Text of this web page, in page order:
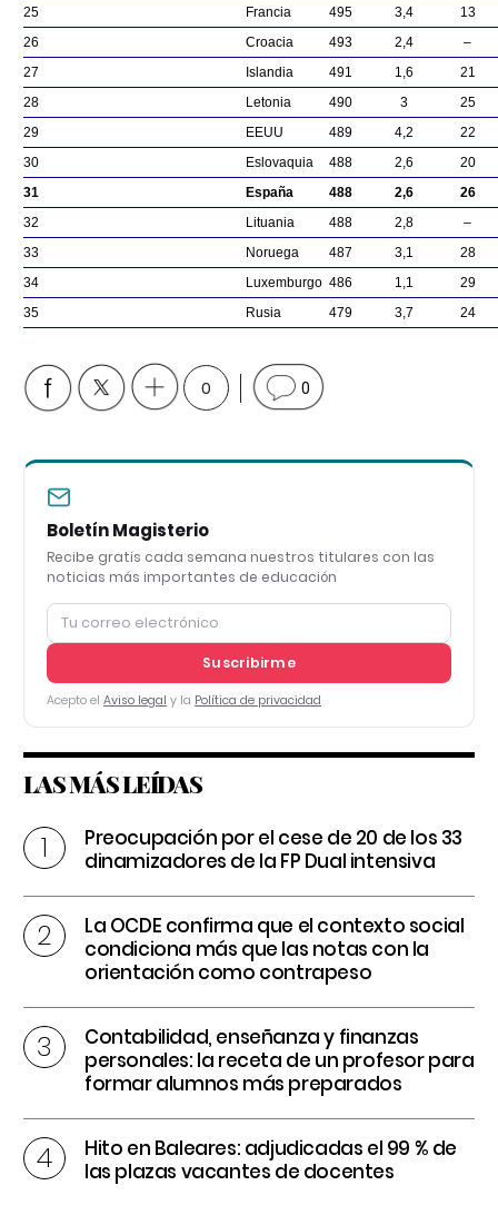
25
Francia 495 3,4
13
26
Croacia 493 2,4
–
27
Islandia 491 1,6
21
28
Letonia 490 3
25
29
EEUU 489 4,2
22
30
Eslovaquia 488 2,6
20
31
España 488 2,6
26
32
Lituania 488 2,8
–
33
Noruega 487 3,1
28
34
Luxemburgo 486 1,1
29
35
Rusia 479 3,7 24
0 0
Boletín Magisterio
Recibe gratis cada semana nuestros titulares con las
noticias más importantes de educación
Suscribirme
Acepto el Aviso legal y la Política de privacidad
LAS MÁS LEÍDAS
Preocupación por el cese de 20 de los 33
dinamizadores de la FP Dual intensiva
La OCDE confirma que el contexto social
condiciona más que las notas con la
orientación como contrapeso
Contabilidad, enseñanza y finanzas
personales: la receta de un profesor para
formar alumnos más preparados
Hito en Baleares: adjudicadas el 99 % de
las plazas vacantes de docentes